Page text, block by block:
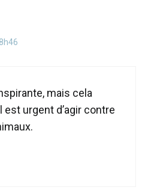
mais cela
urgent d’agir contre